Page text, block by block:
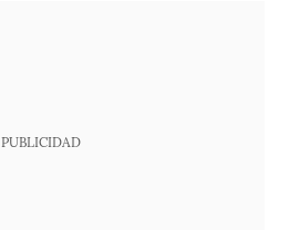
PUBLICIDAD